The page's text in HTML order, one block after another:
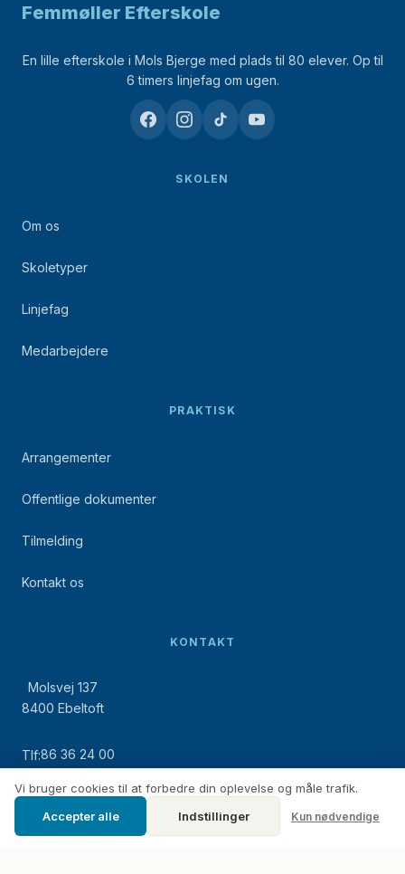
Femmøller Efterskole
En lille efterskole i Mols Bjerge med plads til 80 elever. Op til
6 timers linjefag om ugen.
SKOLEN
Om os
Skoletyper
Linjefag
Medarbejdere
PRAKTISK
Arrangementer
Offentlige dokumenter
Tilmelding
Kontakt os
KONTAKT
Molsvej 137
8400 Ebeltoft
Tlf:86 36 24 00
Mobil:21 38 32 19
Vi bruger cookies til at forbedre din oplevelse og måle trafik.
Accepter alle
Indstillinger Kun nødvendige